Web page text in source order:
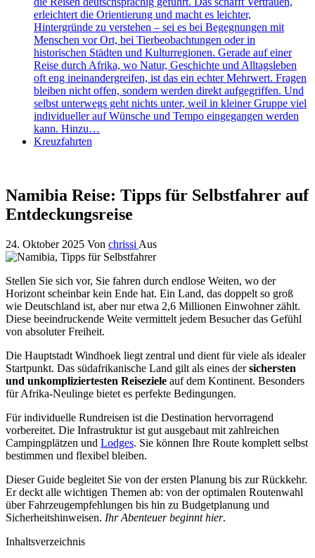
erleichtert die Orientierung und macht es leichter,
Hintergründe zu verstehen – sei es bei Begegnungen mit
Menschen vor Ort, bei Tierbeobachtungen oder in
historischen Städten und Kulturregionen. Gerade auf einer
Reise durch Afrika, wo Natur, Geschichte und Alltagsleben
oft eng ineinandergreifen, ist das ein echter Mehrwert. Fragen
bleiben nicht offen, sondern werden direkt aufgegriffen. Und
selbst unterwegs geht nichts unter, weil in kleiner Gruppe viel
individueller auf Wünsche und Tempo eingegangen werden
kann. Hinzu…
Kreuzfahrten
Namibia Reise: Tipps für Selbstfahrer auf
Entdeckungsreise
24. Oktober 2025 Von chrissi Aus
Stellen Sie sich vor, Sie fahren durch endlose Weiten, wo der
Horizont scheinbar kein Ende hat. Ein Land, das doppelt so groß
wie Deutschland ist, aber nur etwa 2,6 Millionen Einwohner zählt.
Diese beeindruckende Weite vermittelt jedem Besucher das Gefühl
von absoluter Freiheit.
Die Hauptstadt Windhoek liegt zentral und dient für viele als idealer
Startpunkt. Das südafrikanische Land gilt als eines dersichersten
und unkompliziertesten Reiseziele auf dem Kontinent. Besonders
für Afrika-Neulinge bietet es perfekte Bedingungen.
Für individuelle Rundreisen ist die Destination hervorragend
vorbereitet. Die Infrastruktur ist gut ausgebaut mit zahlreichen
Campingplätzen und Lodges. Sie können Ihre Route komplett selbst
bestimmen und flexibel bleiben.
Dieser Guide begleitet Sie von der ersten Planung bis zur Rückkehr.
Er deckt alle wichtigen Themen ab: von der optimalen Routenwahl
über Fahrzeugempfehlungen bis hin zu Budgetplanung und
Sicherheitshinweisen. Ihr Abenteuer beginnt hier.
Inhaltsverzeichnis